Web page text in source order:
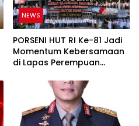
NEWS
PORSENI HUT RI Ke-81 Jadi
Momentum Kebersamaan
di Lapas Perempuan